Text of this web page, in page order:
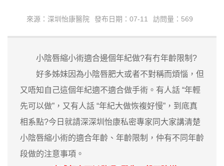
來源：深圳怡康醫院 發布日期：07-11 訪問量：569
小陰唇縮小術適合邊個年紀做?有冇年齡限制?
好多姊妹因為小陰唇肥大或者不對稱而煩惱，但
又唔知自己這個年紀適不適合做手術。有人話 “年輕
先可以做”，又有人話 “年紀大做恢複好慢”，到底真
相系點?今日就請深深圳怡康私密專家同大家講清楚
小陰唇縮小術的適合年齡、年齡限制，仲有不同年齡
段做的注意事項。